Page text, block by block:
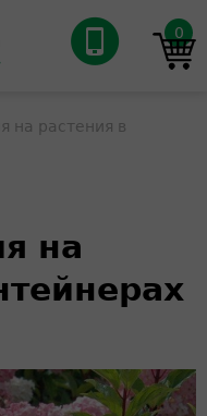
0
на растения в
на